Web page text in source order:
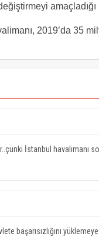
2019’da 35
İstanbul havalimanı
başarısızlığını